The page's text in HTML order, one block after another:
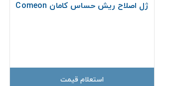
ژل اصلاح ريش حساس کامان Comeon
استعلام قیمت